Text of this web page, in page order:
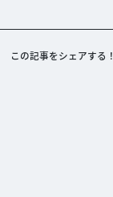
この記事をシェアする！